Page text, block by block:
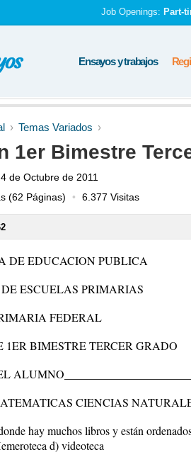
Job Openings: Part-
Ensayos y trabajos
Temas Variados
1er Bimestre
de Octubre de 2011
(62 Páginas) 6.377 Visitas
DE EDUCACION PUBLICA
ESCUELAS PRIMARIAS
FEDERAL
BIMESTRE TERCER GRADO
CIENCIAS
hay muchos libros y están
d) videoteca